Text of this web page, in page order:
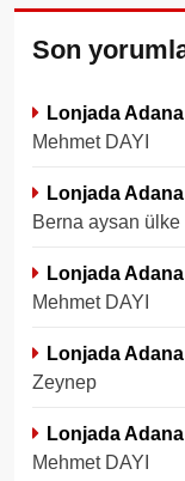
Son
Lonjada
Mehmet DAYI
Lonjada
Berna aysan ülke
Lonjada
Mehmet DAYI
Lonjada
Zeynep
Lonjada
Mehmet DAYI